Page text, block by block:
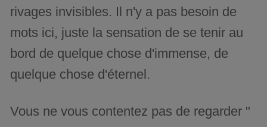
rivages invisibles. Il n'y a pas besoin de
mots ici, juste la sensation de se tenir au
bord de quelque chose d'immense, de
quelque chose d'éternel.
Vous ne vous contentez pas de regarder "